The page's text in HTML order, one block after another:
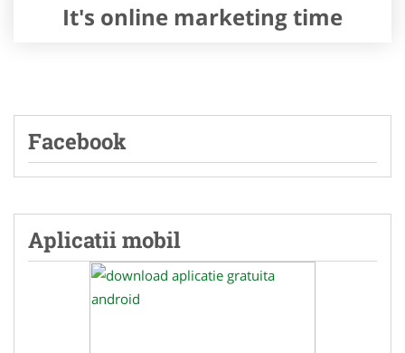
It's online marketing time
Facebook
Aplicatii mobil